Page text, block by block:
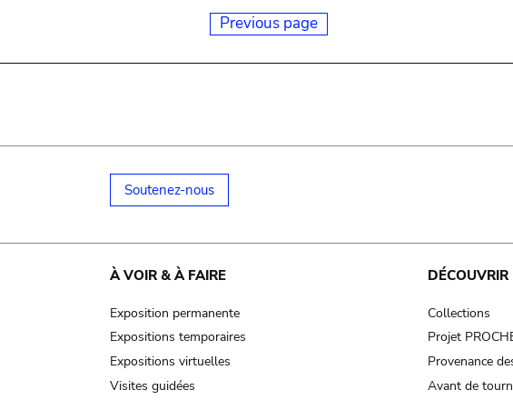
Previous page
Soutenez-nous
À VOIR & À FAIRE
Exposition permanente
Expositions temporaires
Expositions virtuelles
Visites guidées
DÉCOUVRIR
Collections
Projet
Provenance
Avant de